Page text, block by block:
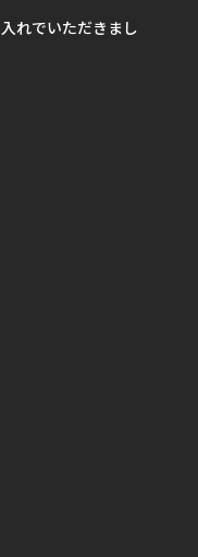
れでいただきまし